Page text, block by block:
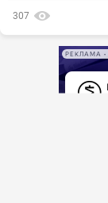
307
РЕКЛАМА •